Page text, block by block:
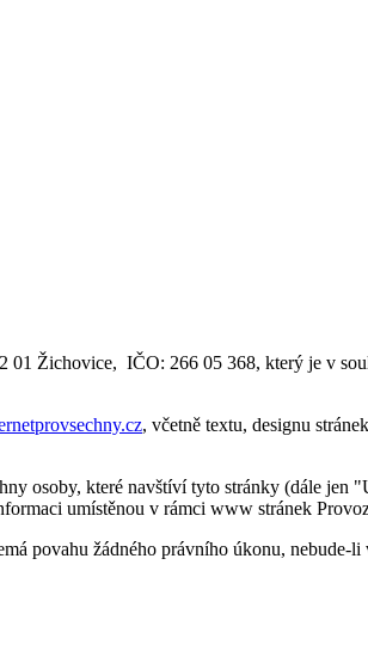
01 Žichovice, IČO: 266 05 368, který je v
, včetně textu, designu
osoby, které navštíví tyto stránky (dále
umístěnou v rámci www stránek
povahu žádného právního úkonu, nebude-